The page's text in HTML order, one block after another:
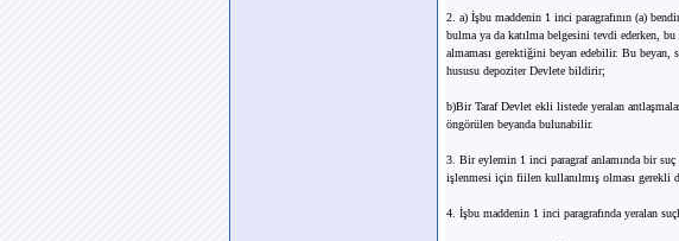
2. a) İşbu maddenin 1 inci paragrafının (a)
bulma ya da katılma belgesini tevdi ederken, bu
almaması gerektiğini beyan edebilir. Bu
hususu depoziter Devlete bildirir;
b)Bir Taraf Devlet ekli listede yeralan
öngörülen beyanda bulunabilir.
3. Bir eylemin 1 inci paragraf anlamında bir
işlenmesi için fiilen kullanılmış olması gerekli
4. İşbu maddenin 1 inci paragrafında yeralan